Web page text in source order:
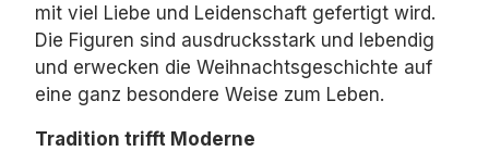
mit viel Liebe und Leidenschaft gefertigt wird.
Die Figuren sind ausdrucksstark und lebendig
und erwecken die Weihnachtsgeschichte auf
eine ganz besondere Weise zum Leben.
Tradition trifft Moderne